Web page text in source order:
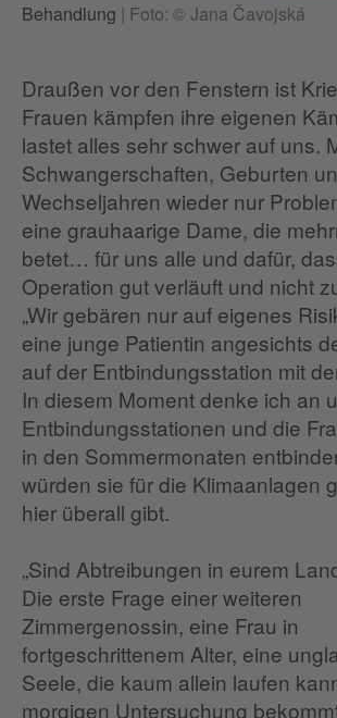
Behandlung | Foto: © Jana Čavojská
Draußen vor den Fenstern ist
Frauen kämpfen ihre eigenen
lastet alles sehr schwer auf uns.
Schwangerschaften, Geburten
Wechseljahren wieder nur
eine grauhaarige Dame, die
betet… für uns alle und dafür,
Operation gut verläuft und nicht
„Wir gebären nur auf eigenes
eine junge Patientin angesichts
auf der Entbindungsstation mit
In diesem Moment denke ich an
Entbindungsstationen und die
in den Sommermonaten
würden sie für die Klimaanlagen
hier überall gibt.
„Sind Abtreibungen in eurem
Die erste Frage einer weiteren
Zimmergenossin, eine Frau in
fortgeschrittenem Alter, eine
Seele, die kaum allein laufen
morgigen Untersuchung